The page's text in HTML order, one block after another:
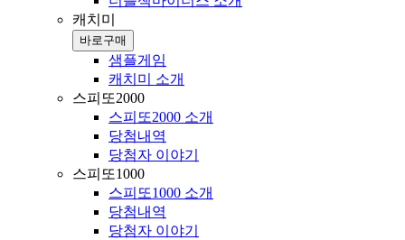
캐치미
바로구매
샘플게임
캐치미 소개
스피또2000
스피또2000 소개
당첨내역
당첨자 이야기
스피또1000
스피또1000 소개
당첨내역
당첨자 이야기